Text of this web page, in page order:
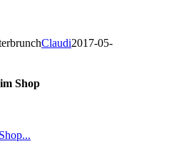
Claudi2017-05-
Shop